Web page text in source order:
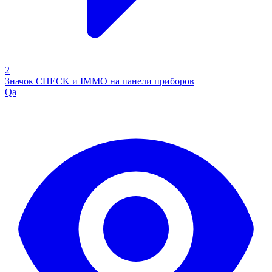
2
Значок CHECK и IMMO на панели приборов
Qa